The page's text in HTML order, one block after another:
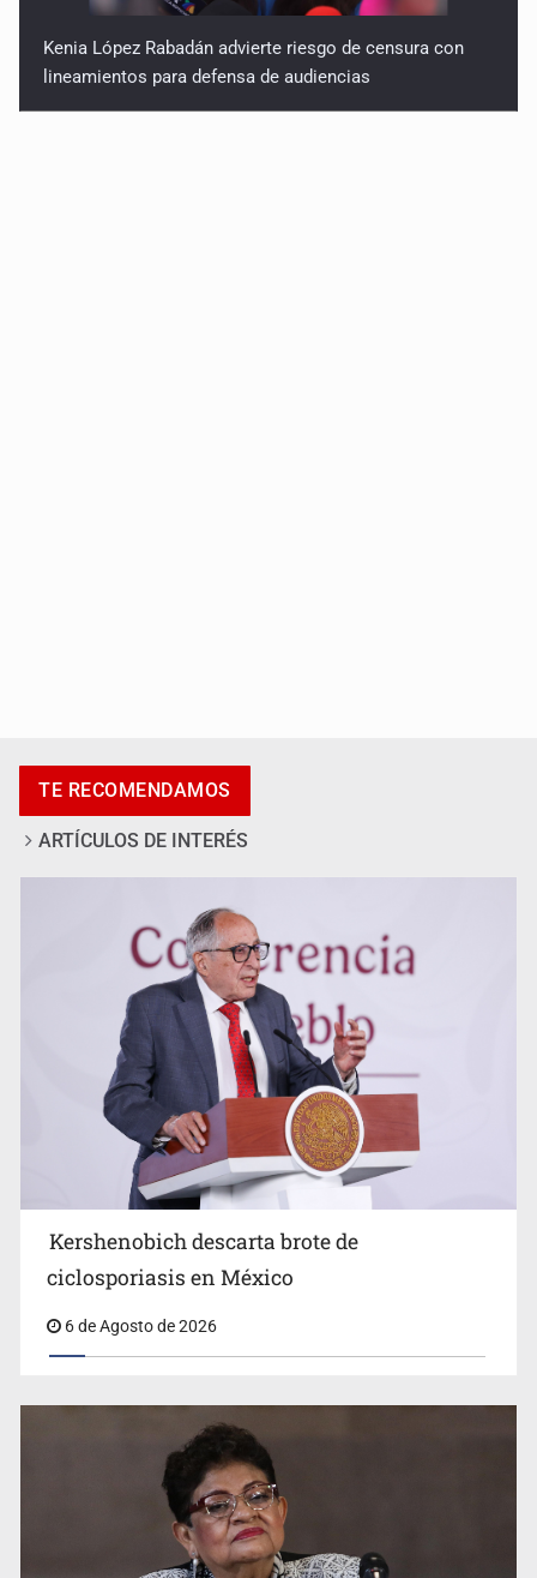
Kenia López Rabadán advierte riesgo de censura con
lineamientos para defensa de audiencias
en Oblatos
Advierten retrocesos en transparencia tras desaparición
del INAI
Jalisco mantiene la búsqueda de 21 adolescentes
desaparecidos durante julio
TE RECOMENDAMOS
ARTÍCULOS DE INTERÉS
Kershenobich descarta brote de
ciclosporiasis en México
6 de Agosto de 2026